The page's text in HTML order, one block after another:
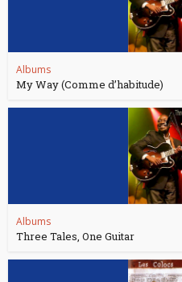
Albums
My Way (Comme d’habitude)
Albums
Three Tales, One Guitar